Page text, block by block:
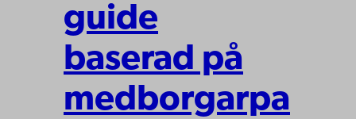
guide
baserad på
medborgarpa